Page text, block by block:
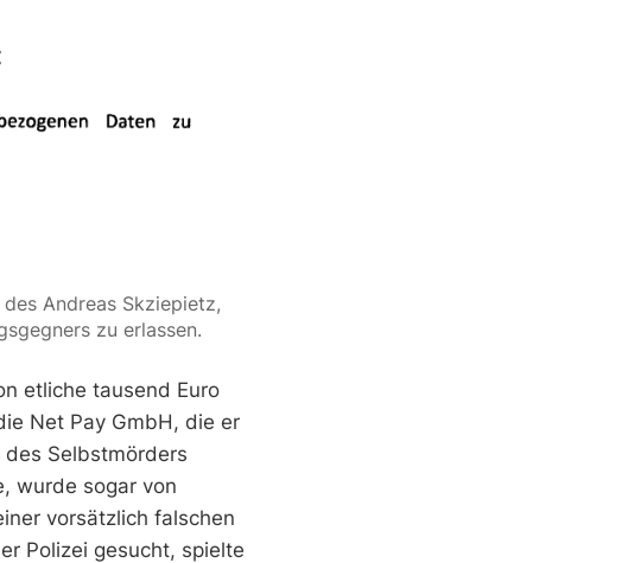
Andreas Skziepietz,
zu erlassen.
etliche tausend Euro
Net Pay GmbH, die er
Selbstmörders
wurde sogar von
vorsätzlich falschen
Polizei gesucht, spielte